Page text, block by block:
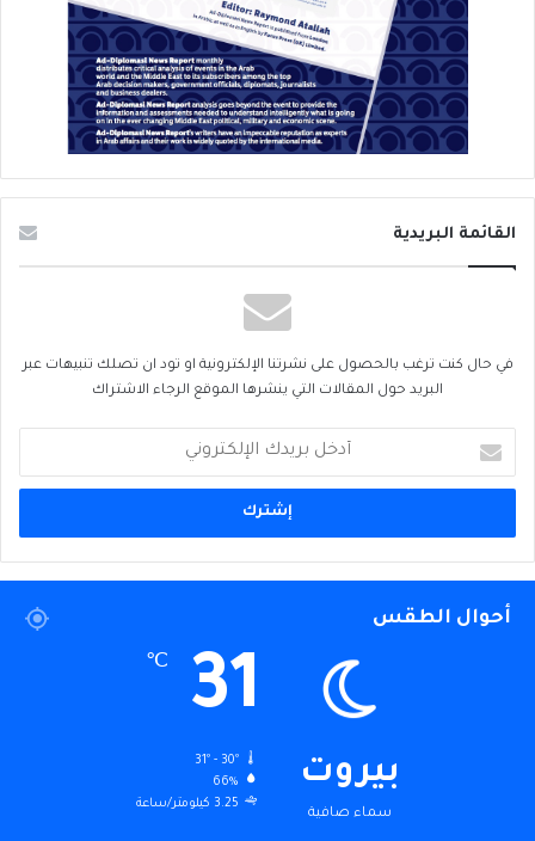
القائمة البريدية
في حال كنت ترغب بالحصول على نشرتنا الإلكترونية او تود ان تصلك تنبيهات عبر
البريد حول المقالات التي ينشرها الموقع الرجاء الاشتراك
بريدك
الإلكتروني
أحوال الطقس
بيروت
سماء صافية
31
℃
31º - 30º
66%
3.25 كيلومتر/ساعة